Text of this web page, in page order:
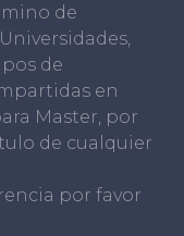
de
de
en
Master, por
de cualquier
por favor